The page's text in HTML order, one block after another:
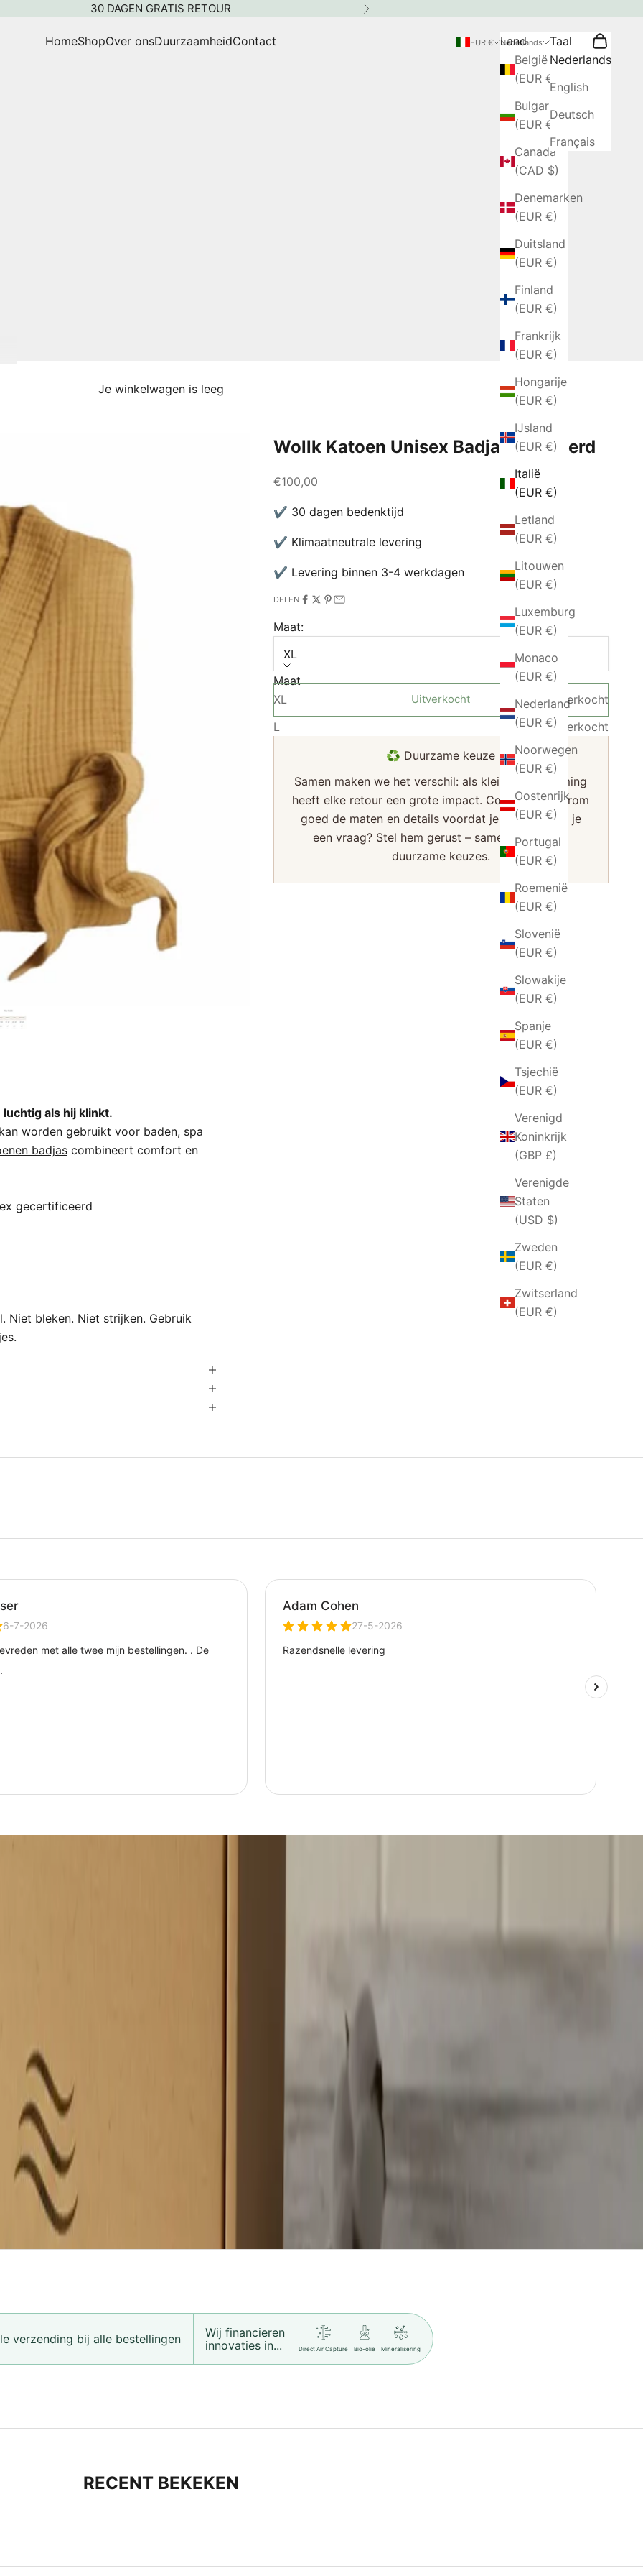
30 DAGEN GRATIS RETOUR Volgende
HomeShopOver onsDuurzaamheidContact EUR €
Land
België
(EUR €)
Bulgarije
(EUR €)
Canada
(CAD $)
Denemarken
(EUR €)
Duitsland
(EUR €)
Finland
(EUR €)
Frankrijk
(EUR €)
Hongarije
(EUR €)
IJsland
(EUR €)
Italië
(EUR €)
Letland
(EUR €)
Litouwen
(EUR €)
Luxemburg
(EUR €)
Monaco
(EUR €)
Nederland
(EUR €)
Noorwegen
(EUR €)
Oostenrijk
(EUR €)
Portugal
(EUR €)
Roemenië
(EUR €)
Slovenië
(EUR €)
Slowakije
(EUR €)
Spanje
(EUR €)
Tsjechië
(EUR €)
Verenigd
Koninkrijk
(GBP £)
Verenigde
Staten
(USD $)
Zweden
(EUR €)
Zwitserland
(EUR €)
Nederlands
Taal
Nederlands
English
Deutsch
Français
Zoeken
Je winkelwagen is leeg
Wollk Katoen Unisex Badjas - Mosterd
Aanbiedingsprijs
€100,00
✔ 30 dagen bedenktijd
✔ Klimaatneutrale levering
✔ Levering binnen 3-4 werkdagen
DELEN
Maat:
XL
Maat
XL
Uitverkocht
L
Uitverkocht
Uitverkocht
♻️ Duurzame keuze
Samen maken we het verschil: als kleine onderneming
heeft elke retour een grote impact. Controleer daarom
goed de maten en details voordat je bestelt. Heb je
een vraag? Stel hem gerust – samen maken we
duurzame keuzes.
als hij klinkt.
worden gebruikt voor baden, spa
badjas combineert comfort en
gecertificeerd
Niet bleken. Niet strijken. Gebruik
verzending bij alle bestellingen
Wij financieren
innovaties in...
Direct Air Capture Bio-olie Mineralisering
RECENT BEKEKEN